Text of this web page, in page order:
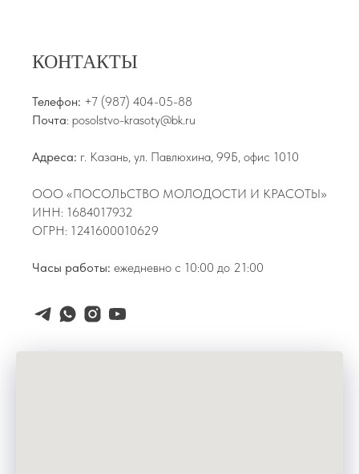
КОНТАКТЫ
Телефон: +7 (987) 404-05-88
Почта: posolstvo-krasoty@bk.ru
Адреса: г. Казань, ул. Павлюхина, 99Б, офис 1010
ООО «ПОСОЛЬСТВО МОЛОДОСТИ И КРАСОТЫ»
ИНН: 1684017932
ОГРН: 1241600010629
Часы работы: ежедневно с 10:00 до 21:00